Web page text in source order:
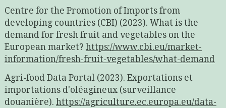
Centre for the Promotion of Imports from
developing countries (CBI) (2023). What is the
demand for fresh fruit and vegetables on the
European market? https://www.cbi.eu/market-
information/fresh-fruit-vegetables/what-demand
Agri-food Data Portal (2023). Exportations et
importations d'oléagineux (surveillance
douanière). https://agriculture.ec.europa.eu/data-